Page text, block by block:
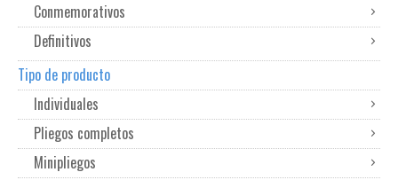
Conmemorativos
Definitivos
Tipo de producto
Individuales
Pliegos completos
Minipliegos